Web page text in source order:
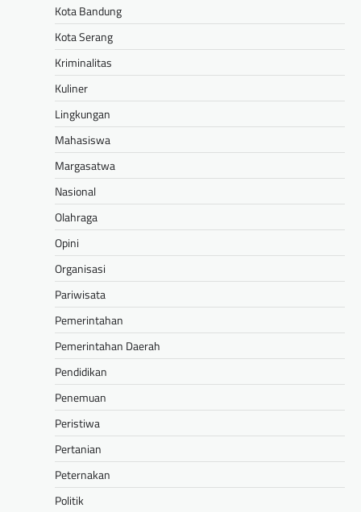
Kota Bandung
Kota Serang
Kriminalitas
Kuliner
Lingkungan
Mahasiswa
Margasatwa
Nasional
Olahraga
Opini
Organisasi
Pariwisata
Pemerintahan
Pemerintahan Daerah
Pendidikan
Penemuan
Peristiwa
Pertanian
Peternakan
Politik